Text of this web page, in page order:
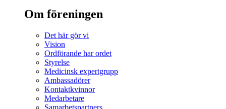
Om föreningen
Det här gör vi
Vision
Ordförande har ordet
Styrelse
Medicinsk expertgrupp
Ambassadörer
Kontaktkvinnor
Medarbetare
Samarbetspartners